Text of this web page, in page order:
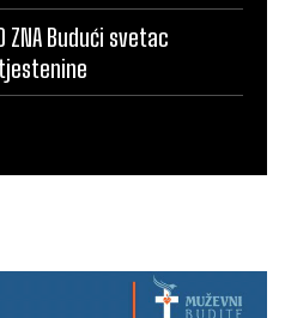
ZNA Budući svetac